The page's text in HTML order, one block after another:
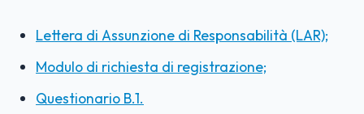
Lettera di Assunzione di Responsabilità (LAR);
Modulo di richiesta di registrazione;
Questionario B.1.